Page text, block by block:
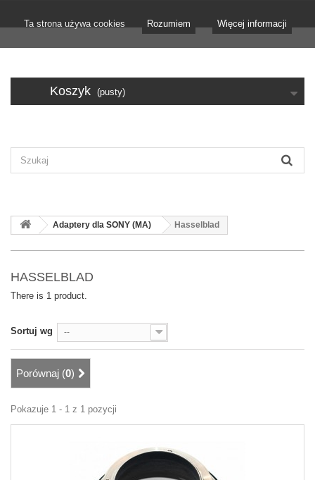
Ta strona używa cookies Rozumiem Więcej informacji
Koszyk (pusty)
Adaptery dla SONY (MA) Hasselblad
HASSELBLAD
There is 1 product.
Sortuj wg --
Porównaj (0)
Pokazuje 1 - 1 z 1 pozycji